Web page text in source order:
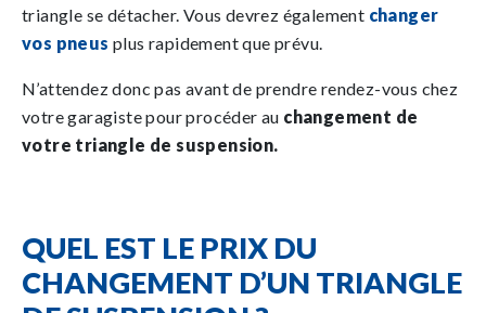
triangle se détacher. Vous devrez également changer
vos pneus plus rapidement que prévu.
N’attendez donc pas avant de prendre rendez-vous chez
votre garagiste pour procéder au changement de
votre triangle de suspension.
QUEL EST LE PRIX DU
CHANGEMENT D’UN TRIANGLE